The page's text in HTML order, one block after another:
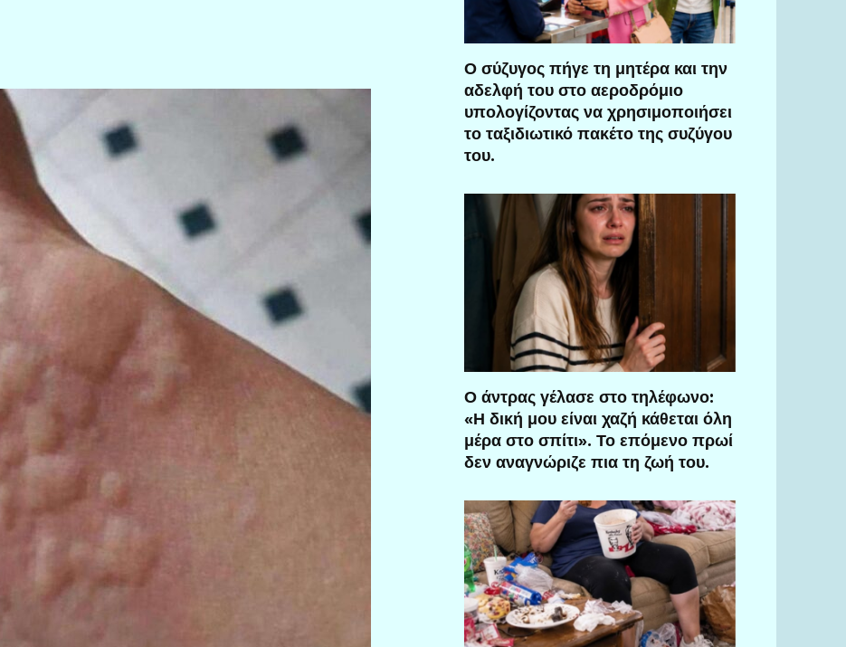
Ο σύζυγος πήγε τη μητέρα και την
αδελφή του στο αεροδρόμιο
υπολογίζοντας να χρησιμοποιήσει
το ταξιδιωτικό πακέτο της συζύγου
του.
Ο άντρας γέλασε στο τηλέφωνο:
«Η δική μου είναι χαζή κάθεται όλη
μέρα στο σπίτι». Το επόμενο πρωί
δεν αναγνώριζε πια τη ζωή του.